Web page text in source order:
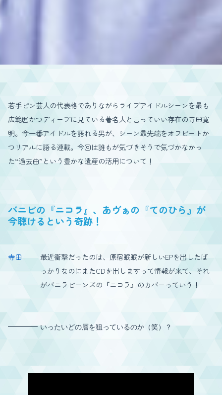
若手ピン芸人の代表格でありながらライブアイドルシーンを最も
広範囲かつディープに見ている著名人と言っていい存在の寺田寛
明。今一番アイドルを語れる男が、シーン最先端をオフビートか
つリアルに語る連載。今回は誰もが気づきそうで気づかなかっ
た“過去曲”という豊かな遺産の活用について！
バニビの『ニコラ』、あヴぁの『てのひら』が
今聴けるという奇跡！
寺田
最近衝撃だったのは、原宿眠眠が新しいEPを出したば
っかりなのにまたCDを出しますって情報が来て、それ
がバニラビーンズの『ニコラ』のカバーっていう！
いったいどの層を狙っているのか（笑）？